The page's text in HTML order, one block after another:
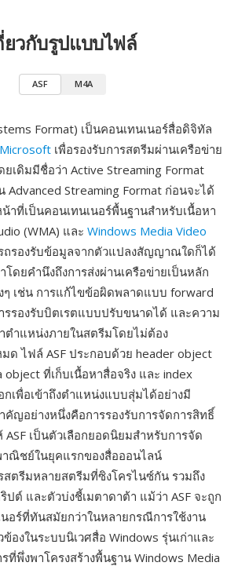
ยวกับรูปแบบไฟล์
ASF M4A
Format) เป็นคอนเทนเนอร์สื่อดิจิทัล
Microsoft เพื่อรองรับการสตรีมผ่านเครือข่าย
เดิมมีชื่อว่า Active Streaming Format
Advanced Streaming Format ก่อนจะได้
าที่เป็นคอนเทนเนอร์พื้นฐานสำหรับเนื้อหา
(WMA) และ Windows Media Video
ถรองรับข้อมูลจากตัวแปลงสัญญาณใดก็ได้
ดยคำนึงถึงการส่งผ่านเครือข่ายเป็นหลัก
ๆ เช่น การแก้ไขข้อผิดพลาดแบบ forward
รรองรับบิตเรตแบบปรับขนาดได้ และความ
ตำแหน่งภายในสตรีมโดยไม่ต้อง
ด ไฟล์ ASF ประกอบด้วย header object
ที่เก็บเนื้อหาสื่อจริง และ index
กเพื่อเข้าถึงตำแหน่งแบบสุ่มได้อย่างมี
ญอย่างหนึ่งคือการรองรับการจัดการสิทธิ์
เป็นตัวเลือกยอดนิยมสำหรับการจัด
าณิชย์ในยุคแรกของสื่อออนไลน์
สตรีมหลายสตรีมที่ซิงโครไนซ์กัน รวมถึง
ปต์ และตัวบ่งชี้เมตาดาต้า แม้ว่า ASF จะถูก
อร์ที่ทันสมัยกว่าในหลายกรณีการใช้งาน
องในระบบนิเวศสื่อ Windows รุ่นเก่าและ
ที่พึ่งพาโครงสร้างพื้นฐาน Windows Media